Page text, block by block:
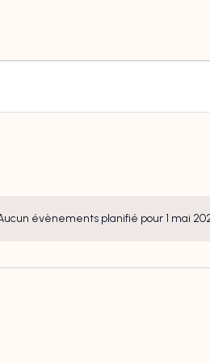
évènements planifié pour 1 mai